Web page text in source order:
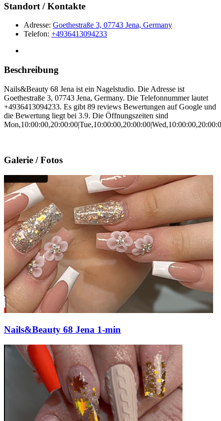
Standort / Kontakte
Adresse: Goethestraße 3, 07743 Jena, Germany
Telefon: +4936413094233
Beschreibung
Nails&Beauty 68 Jena ist ein Nagelstudio. Die Adresse ist
Goethestraße 3, 07743 Jena, Germany. Die Telefonnummer lautet
+4936413094233. Es gibt 89 reviews Bewertungen auf Google und
die Bewertung liegt bei 3.9. Die Öffnungszeiten sind
Galerie / Fotos
Nails&Beauty 68 Jena 1-min